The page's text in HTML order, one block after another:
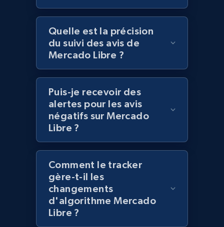
991+ 162+ Commencer
Lowes.com - Gather data on products using
specified keywords
Model number, Gtin ean pn, Product name, and
991+
Lowes.com - Collect records by category
URL, Domain, Marketplace pn, Sku, Other pn,
Model number, Gtin ean pn, Product name, and
Quelle est la précision
du suivi des avis de
Mercado Libre ?
Puis-je recevoir des
alertes pour les avis
négatifs sur Mercado
Libre ?
Comment le tracker
gère-t-il les
changements
d'algorithme Mercado
Libre ?